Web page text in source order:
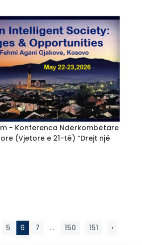
- Konferenca Ndërkombëtare
(Vjetore e 21-të) “Drejt një
5 6 7 ... 150 151 ›